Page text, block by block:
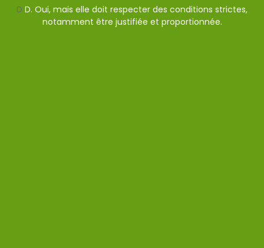
D D. Oui, mais elle doit respecter des conditions strictes,
notamment être justifiée et proportionnée.